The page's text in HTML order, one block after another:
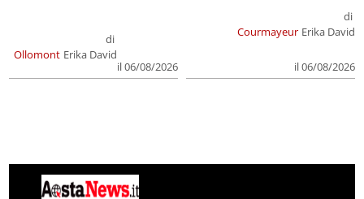
Ollomont
di
Erika David
il 06/08/2026
Courmayeur
di
Erika David
il 06/08/2026